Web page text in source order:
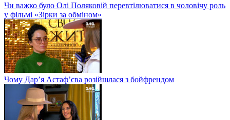
Чи важко було Олі Поляковій перевтілюватися в чоловічу роль
у фільмі «Зірки за обміном»
Чому Дар’я Астаф’єва розійшлася з бойфрендом